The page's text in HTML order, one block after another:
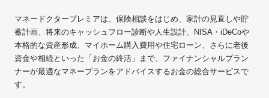
マネードクタープレミアは、保険相談をはじめ、家計の見直しや貯
蓄計画、将来のキャッシュフロー診断や人生設計、NISA・iDeCoや
本格的な資産形成、マイホーム購入費用や住宅ローン、さらに老後
資金や相続といった「お金の終活」まで、ファイナンシャルプラン
ナーが最適なマネープランをアドバイスするお金の総合サービスで
す。